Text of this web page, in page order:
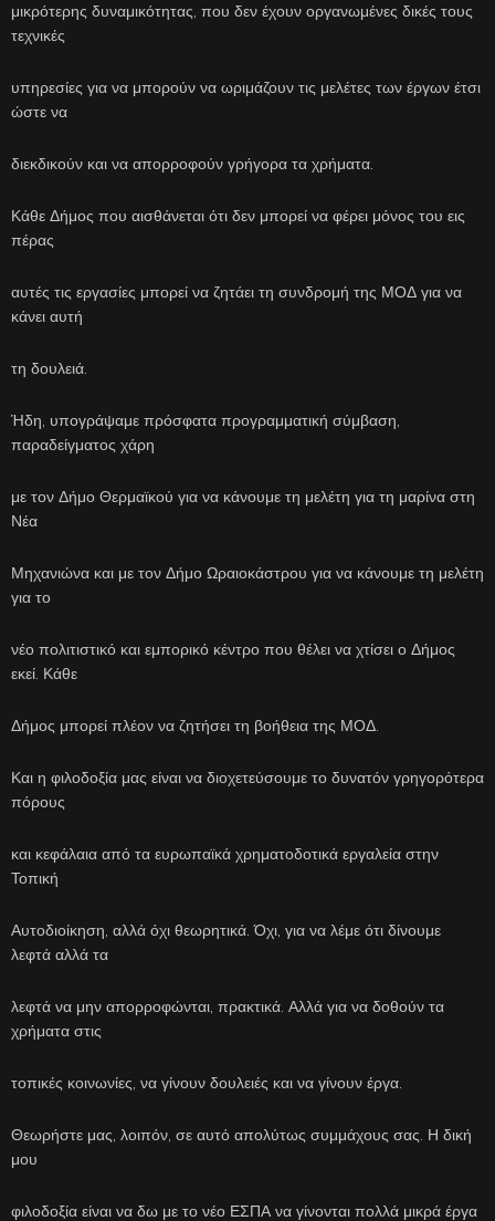
μικρότερης δυναμικότητας, που δεν έχουν οργανωμένες δικές τους
τεχνικές
υπηρεσίες για να μπορούν να ωριμάζουν τις μελέτες των έργων έτσι
ώστε να
διεκδικούν και να απορροφούν γρήγορα τα χρήματα.
Κάθε Δήμος που αισθάνεται ότι δεν μπορεί να φέρει μόνος του εις
πέρας
αυτές τις εργασίες μπορεί να ζητάει τη συνδρομή της ΜΟΔ για να
κάνει αυτή
τη δουλειά.
Ήδη, υπογράψαμε πρόσφατα προγραμματική σύμβαση,
παραδείγματος χάρη
με τον Δήμο Θερμαϊκού για να κάνουμε τη μελέτη για τη μαρίνα στη
Νέα
Μηχανιώνα και με τον Δήμο Ωραιοκάστρου για να κάνουμε τη μελέτη
για το
νέο πολιτιστικό και εμπορικό κέντρο που θέλει να χτίσει ο Δήμος
εκεί. Κάθε
Δήμος μπορεί πλέον να ζητήσει τη βοήθεια της ΜΟΔ.
Και η φιλοδοξία μας είναι να διοχετεύσουμε το δυνατόν γρηγορότερα
πόρους
και κεφάλαια από τα ευρωπαϊκά χρηματοδοτικά εργαλεία στην
Τοπική
Αυτοδιοίκηση, αλλά όχι θεωρητικά. Όχι, για να λέμε ότι δίνουμε
λεφτά αλλά τα
λεφτά να μην απορροφώνται, πρακτικά. Αλλά για να δοθούν τα
χρήματα στις
τοπικές κοινωνίες, να γίνουν δουλειές και να γίνουν έργα.
Θεωρήστε μας, λοιπόν, σε αυτό απολύτως συμμάχους σας. Η δική
μου
φιλοδοξία είναι να δω με το νέο ΕΣΠΑ να γίνονται πολλά μικρά έργα